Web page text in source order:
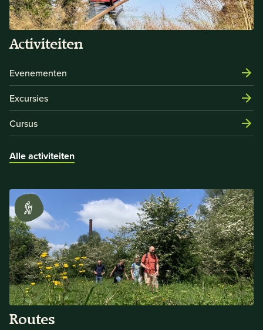
Activiteiten
Evenementen
Excursies
Cursus
Alle activiteiten
Routes